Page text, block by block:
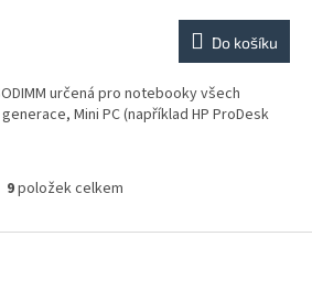
Do košíku
určená pro notebooky všech
Mini PC (například HP ProDesk
O
l
9položek celkem